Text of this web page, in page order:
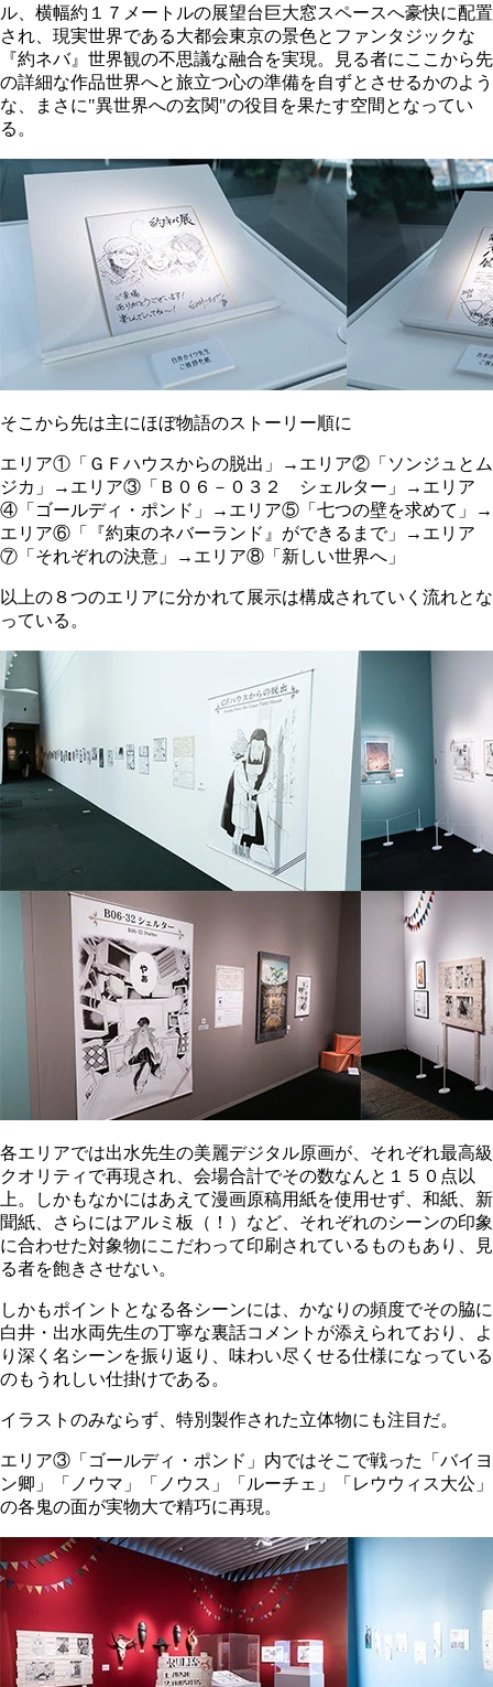
ル、横幅約１７メートルの展望台巨大窓スペースへ豪快に配置
され、現実世界である大都会東京の景色とファンタジックな
『約ネバ』世界観の不思議な融合を実現。見る者にここから先
の詳細な作品世界へと旅立つ心の準備を自ずとさせるかのよう
な、まさに"異世界への玄関"の役目を果たす空間となってい
る。
そこから先は主にほぼ物語のストーリー順に
エリア①「ＧＦハウスからの脱出」→エリア②「ソンジュとム
ジカ」→エリア③「Ｂ０６－０３２ シェルター」→エリア
④「ゴールディ・ポンド」→エリア⑤「七つの壁を求めて」→
エリア⑥「『約束のネバーランド』ができるまで」→エリア
⑦「それぞれの決意」→エリア⑧「新しい世界へ」
以上の８つのエリアに分かれて展示は構成されていく流れとな
っている。
各エリアでは出水先生の美麗デジタル原画が、それぞれ最高級
クオリティで再現され、会場合計でその数なんと１５０点以
上。しかもなかにはあえて漫画原稿用紙を使用せず、和紙、新
聞紙、さらにはアルミ板（！）など、それぞれのシーンの印象
に合わせた対象物にこだわって印刷されているものもあり、見
る者を飽きさせない。
しかもポイントとなる各シーンには、かなりの頻度でその脇に
白井・出水両先生の丁寧な裏話コメントが添えられており、よ
り深く名シーンを振り返り、味わい尽くせる仕様になっている
のもうれしい仕掛けである。
イラストのみならず、特別製作された立体物にも注目だ。
エリア③「ゴールディ・ポンド」内ではそこで戦った「バイヨ
ン卿」「ノウマ」「ノウス」「ルーチェ」「レウウィス大公」
の各鬼の面が実物大で精巧に再現。